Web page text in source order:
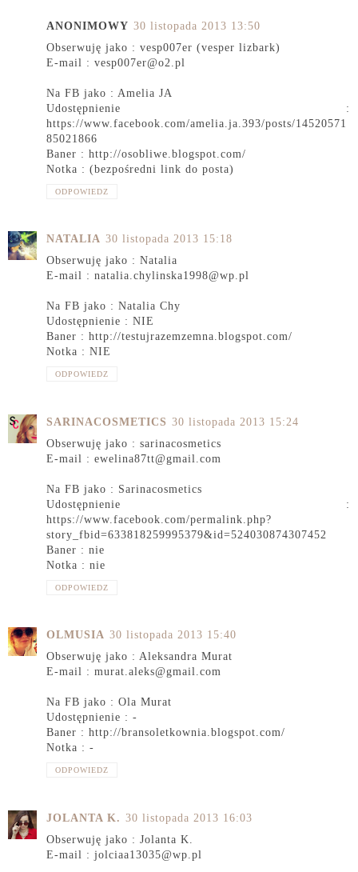
ANONIMOWY 30 listopada 2013 13:50
Obserwuję jako : vesp007er (vesper lizbark)
E-mail : vesp007er@o2.pl
Na FB jako : Amelia JA
Udostępnienie :
https://www.facebook.com/amelia.ja.393/posts/14520571
85021866
Baner : http://osobliwe.blogspot.com/
Notka : (bezpośredni link do posta)
ODPOWIEDZ
NATALIA 30 listopada 2013 15:18
Obserwuję jako : Natalia
E-mail : natalia.chylinska1998@wp.pl
Na FB jako : Natalia Chy
Udostępnienie : NIE
Baner : http://testujrazemzemna.blogspot.com/
Notka : NIE
ODPOWIEDZ
SARINACOSMETICS 30 listopada 2013 15:24
Obserwuję jako : sarinacosmetics
E-mail : ewelina87tt@gmail.com
Na FB jako : Sarinacosmetics
Udostępnienie :
https://www.facebook.com/permalink.php?
story_fbid=633818259995379&id=524030874307452
Baner : nie
Notka : nie
ODPOWIEDZ
OLMUSIA 30 listopada 2013 15:40
Obserwuję jako : Aleksandra Murat
E-mail : murat.aleks@gmail.com
Na FB jako : Ola Murat
Udostępnienie : -
Baner : http://bransoletkownia.blogspot.com/
Notka : -
ODPOWIEDZ
JOLANTA K. 30 listopada 2013 16:03
Obserwuję jako : Jolanta K.
E-mail : jolciaa13035@wp.pl